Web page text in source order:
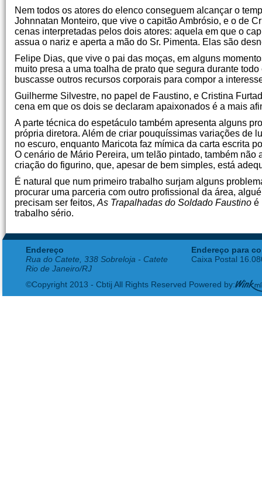
Nem todos os atores do elenco conseguem alcançar o
Johnnatan Monteiro, que vive o capitão Ambrósio, e o de
cenas interpretadas pelos dois atores: aquela em que o
assua o nariz e aperta a mão do Sr. Pimenta. Elas são
Felipe Dias, que vive o pai das moças, em alguns
muito presa a uma toalha de prato que segura durante
buscasse outros recursos corporais para compor a
Guilherme Silvestre, no papel de Faustino, e Cristina
cena em que os dois se declaram apaixonados é a mais
A parte técnica do espetáculo também apresenta alguns
própria diretora. Além de criar pouquíssimas variações de
no escuro, enquanto Maricota faz mímica da carta escrita
O cenário de Má­rio Pereira, um telão pintado, também
criação do figurino, que, apesar de bem simples, está
É natural que num primeiro trabalho surjam alguns
procurar uma parceria com outro profissional da área,
precisam ser feitos, As Trapalhadas do Soldado Faustino é
trabalho sério.
Endereço
Rua do Catete, 338 Sobreloja - Catete
Rio de Janeiro/RJ
Endereço para
Caixa Postal
©Copyright 2013 - Cbtij All Rights Reserved Powered by: